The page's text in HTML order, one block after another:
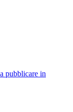
pubblicare in